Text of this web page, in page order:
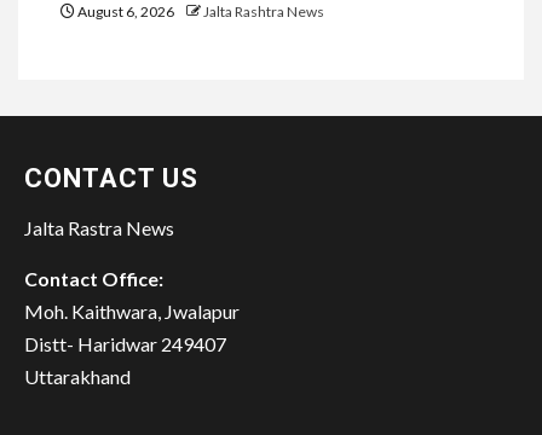
August 6, 2026 Jalta Rashtra News
CONTACT US
Jalta Rastra News
Contact Office:
Moh. Kaithwara, Jwalapur
Distt- Haridwar 249407
Uttarakhand